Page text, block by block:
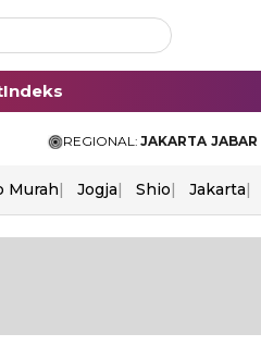
Indeks
REGIONAL: JAKARTA JABAR
Murah Jogja Shio Jakarta